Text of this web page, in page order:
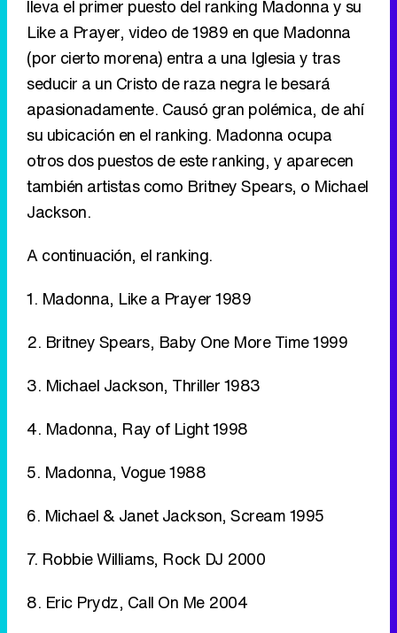
su ubicación en el ranking. Madonna ocupa
otros dos puestos de este ranking, y aparecen
también artistas como Britney Spears, o Michael
Jackson.
A continuación, el ranking.
1. Madonna, Like a Prayer 1989
2. Britney Spears, Baby One More Time 1999
3. Michael Jackson, Thriller 1983
4. Madonna, Ray of Light 1998
5. Madonna, Vogue 1988
6. Michael & Janet Jackson, Scream 1995
7. Robbie Williams, Rock DJ 2000
8. Eric Prydz, Call On Me 2004
9. Jamiroquai, Virtual Insanity 1997
10. Spice Girls, Wannabe 1996
En definitiva, la MTV ha marcado una época, y